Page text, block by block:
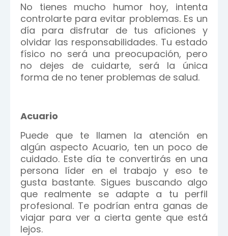
No tienes mucho humor hoy, intenta
controlarte para evitar problemas. Es un
día para disfrutar de tus aficiones y
olvidar las responsabilidades. Tu estado
físico no será una preocupación, pero
no dejes de cuidarte, será la única
forma de no tener problemas de salud.
Acuario
Puede que te llamen la atención en
algún aspecto Acuario, ten un poco de
cuidado. Este día te convertirás en una
persona líder en el trabajo y eso te
gusta bastante. Sigues buscando algo
que realmente se adapte a tu perfil
profesional. Te podrían entra ganas de
viajar para ver a cierta gente que está
lejos.